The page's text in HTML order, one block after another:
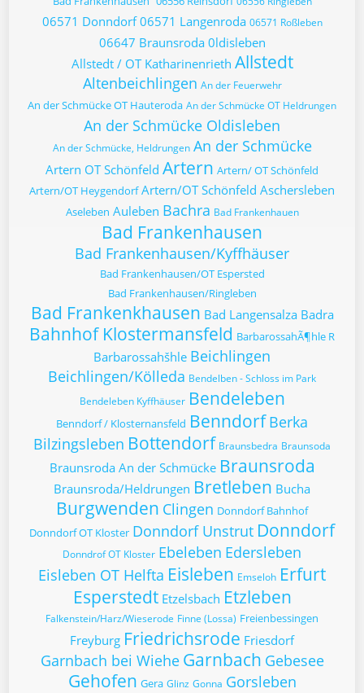
06571 Donndorf 06571 Langenroda 06571 Roßleben
06647 Braunsroda 0ldisleben
Allstedt / OT Katharinenrieth Allstedt
Altenbeichlingen An der Feuerwehr
An der Schmücke OT Hauteroda An der Schmücke OT Heldrungen
An der Schmücke Oldisleben
An der Schmücke, Heldrungen An der Schmücke
Artern OT Schönfeld Artern Artern/ OT Schönfeld
Artern/OT Heygendorf Artern/OT Schönfeld Aschersleben
Aseleben Auleben Bachra Bad Frankenhauen
Bad Frankenhausen
Bad Frankenhausen/Kyffhäuser
Bad Frankenhausen/OT Espersted
Bad Frankenhausen/Ringleben
Bad Frankenkhausen Bad Langensalza Badra
Bahnhof Klostermansfeld BarbarossahÃ¶hle R
Barbarossahšhle Beichlingen
Beichlingen/Kölleda Bendelben - Schloss im Park
Bendeleben Kyffhäuser Bendeleben
Benndorf / Klosternansfeld Benndorf Berka
Bilzingsleben Bottendorf Braunsbedra Braunsoda
Braunsroda An der Schmücke Braunsroda
Braunsroda/Heldrungen Bretleben Bucha
Burgwenden Clingen Donndorf Bahnhof
Donndorf OT Kloster Donndorf Unstrut Donndorf
Donndrof OT Kloster Ebeleben Edersleben
Eisleben OT Helfta Eisleben Emseloh Erfurt
Esperstedt Etzelsbach Etzleben
Falkenstein/Harz/Wieserode Finne (Lossa) Freienbessingen
Freyburg Friedrichsrode Friesdorf
Garnbach bei Wiehe Garnbach Gebesee
Gehofen Gera Glinz Gonna Gorsleben